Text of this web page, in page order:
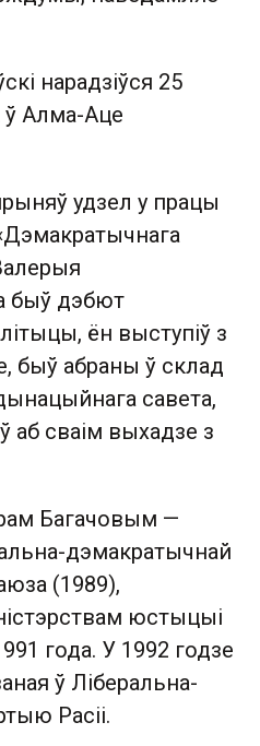
нарадзіўся 25
ў Алма-Аце
удзел у працы
быў дэбют
ён выступіў з
быў абраны ў склад
савета,
аб сваім выхадзе з
Багачовым —
дэмакратычнай
(1989),
юстыцыі
года. У 1992 годзе
ў Ліберальна-
Расіі.